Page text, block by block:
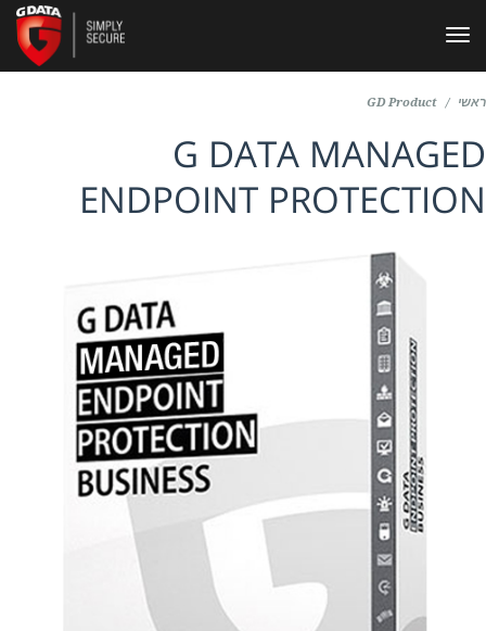
תפריט
/
GD Product
G DATA
ENDPOINT